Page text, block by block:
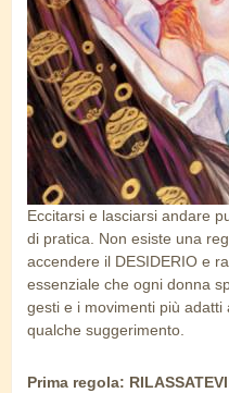
Eccitarsi e lasciarsi andare
di pratica. Non esiste una
accendere il DESIDERIO e
essenziale che ogni donna
gesti e i movimenti più adatti
qualche suggerimento.
Prima regola: